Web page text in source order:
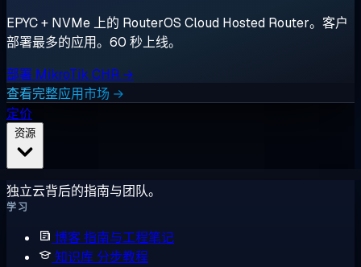
EPYC + NVMe 上的 RouterOS Cloud Hosted Router。客户
部署最多的应用。60 秒上线。
部署 MikroTik CHR →
查看完整应用市场 →
定价
独立云背后的指南与团队。
学习
博客指南与工程笔记
知识库 分步教程